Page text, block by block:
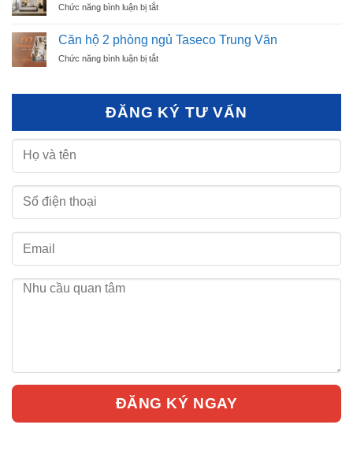
Chức năng bình luận bị tắtở
3
phòng
Văn
Căn hộ 2 phòng ngủ Taseco Trung Văn
Chức năng bình luận bị tắtở
phòng
Taseco
ĐĂNG KÝ TƯ VẤN